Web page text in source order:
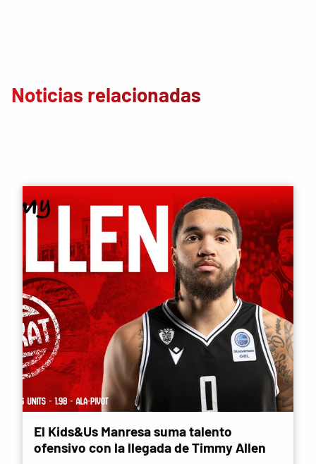
Noticias relacionadas
El Kids&Us Manresa suma talento
ofensivo con la llegada de Timmy Allen